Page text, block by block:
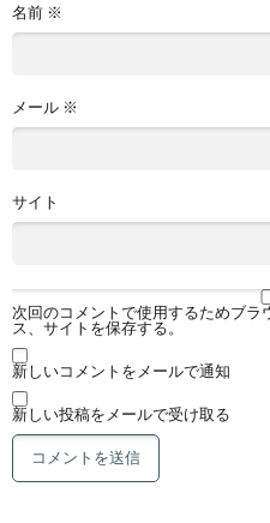
名前 ※
メール ※
サイト
次回のコメントで使用するためブラ
ス、サイトを保存する。
新しいコメントをメールで通知
新しい投稿をメールで受け取る